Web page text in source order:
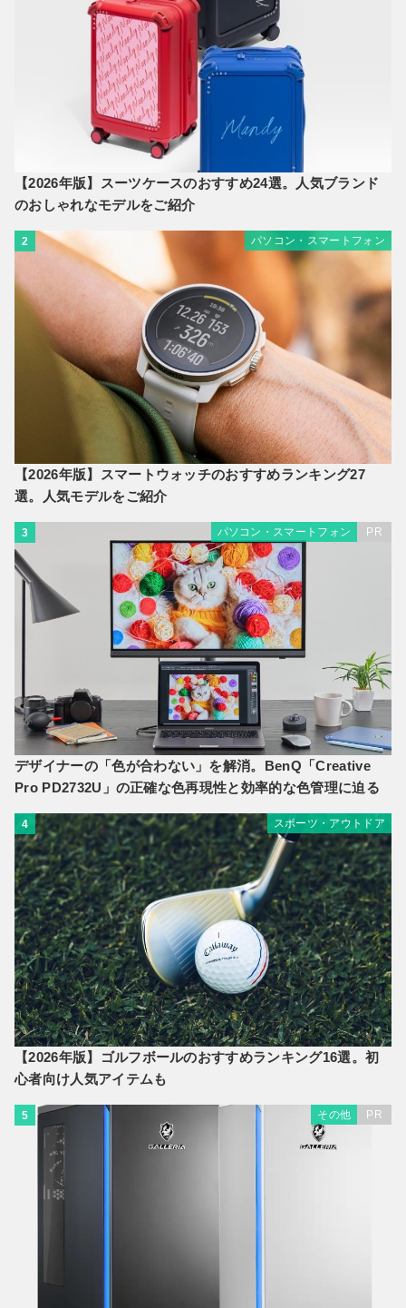
【2026年版】スーツケースのおすすめ24選。人気ブランド
のおしゃれなモデルをご紹介
2 パソコン・スマートフォン
【2026年版】スマートウォッチのおすすめランキング27
選。人気モデルをご紹介
3 パソコン・スマートフォン PR
デザイナーの「色が合わない」を解消。BenQ「Creative
Pro PD2732U」の正確な色再現性と効率的な色管理に迫る
4 スポーツ・アウトドア
【2026年版】ゴルフボールのおすすめランキング16選。初
心者向け人気アイテムも
5 その他 PR